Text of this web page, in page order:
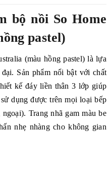
bộ nồi So Home
pastel)
(màu hồng pastel) là lựa
Sản phẩm nổi bật với chất
kế đáy liền thân 3 lớp giúp
dụng được trên mọi loại bếp
Trang nhã gam màu be
nhẹ nhàng cho không gian